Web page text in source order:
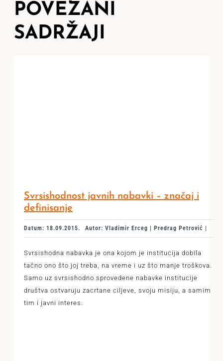
POVEZANI
SADRŽAJI
Svrsishodnost javnih nabavki – značaj i
definisanje
Datum: 18.09.2015. Autor: Vladimir Erceg | Predrag Petrović |
Svrsishodna nabavka je ona kojom je institucija dobila
tačno ono što joj treba, na vreme i uz što manje troškova.
Samo uz svrsishodno sprovedene nabavke institucije
društva ostvaruju zacrtane ciljeve, svoju misiju, a samim
tim i javni interes.